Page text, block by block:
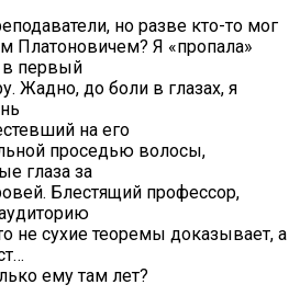
но разве кто-то мог
Платоновичем? Я «пропала»
в первый
Жадно, до боли в глазах, я
на его
проседью волосы,
глаза за
Блестящий профессор,
не сухие теоремы доказывает, а
ему там лет?